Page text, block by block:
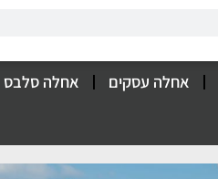
אחלה עסקים אחלה סלבס